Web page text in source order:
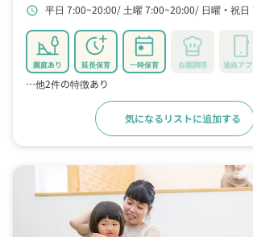
schedule 平日 7:00~20:00 土曜 7:00~20:00 日曜・祝
園庭あり 延長保育 一時保育 自園調理 連絡アプ
…他2件の特徴あり
気になるリストに追加する